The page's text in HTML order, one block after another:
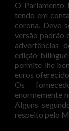
O Parlamento
tendo em
corona. Deve-
versão padrão
advertências
edição
permite-lhe
euros
Os
enormemente
Alguns
respeito pelo